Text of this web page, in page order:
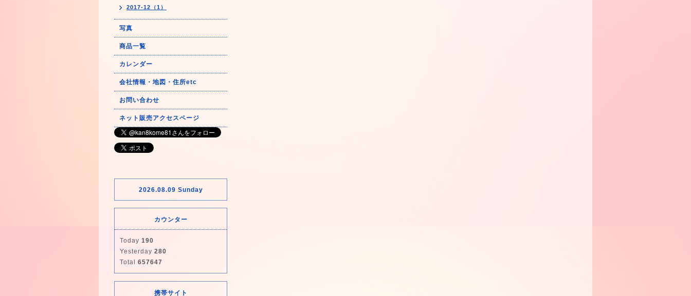
2017-12（1）
写真
商品一覧
カレンダー
会社情報・地図・住所etc
お問い合わせ
ネット販売アクセスページ
2026.08.09 Sunday
カウンター
Today 190
Yesterday 280
Total 657647
携帯サイト